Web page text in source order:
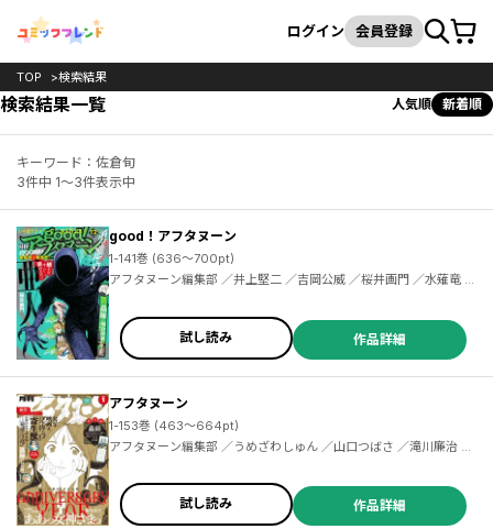
検索
ログイン 会員登録カート
TOP 検索結果
検索結果一覧 人気順 新着順
キーワード：佐倉旬
3件中 1～3件表示中
good！アフタヌーン
1-141巻 (636～700pt)
アフタヌーン編集部 ／井上堅二 ／吉岡公威 ／桜井画門 ／水薙竜 ／雨隠ギド ／濱田浩輔 ／麻生みこと ／桑原太矩 ／梶谷きり ／櫓刃鉄火 ／熊澤深夜 ／珈琲 ／亜画々屋ぺらも ／志倉千代丸 ／銃爺 ／pako ／飯島しんごう ／みかわ絵子 ／高倉みどり ／タヤマ碧 ／富本祥太 ／木村紺 ／闇川コウ ／横山キムチ ／泉光 ／めごちも ／森とんかつ ／小田世里奈 ／伊口紺 ／保志レンジ ／久保田之都 ／赤堀君 ／イシイ渡 ／ＴＮＳＫ ／LEN［A-7］ ／光城ノマメ ／しまな央 ／藤田治 ／ふみん
試し読み 作品詳細
アフタヌーン
1-153巻 (463～664pt)
アフタヌーン編集部 ／うめざわしゅん ／山口つばさ ／滝川廉治 ／陶延リュウ ／つるまいかだ ／沙村広明 ／小西明日翔 ／ひぐちアサ ／幸村誠 ／岩明均 ／北道正幸 ／ゆうち巳くみ ／市川春子 ／三浦風 ／芝村裕吏 ／キムラダイスケ ／藤島康介 ／真刈信二 ／ＤＯＵＢＬＥ－Ｓ ／椎名うみ ／榎本俊二 ／安彦良和 ／木尾士目 ／川合円 ／珈琲 ／綾辻行人 ／清原絃 ／青木U平 ／よしづきくみち ／鏡ハルカ ／西本英雄 ／カラスヤサトシ ／石黒正数 ／城戸志保 ／田中相 ／皆川亮二 ／ＦｉｏｋＬｅｅ ／陶延リュウ ／泥ノ田犬彦
試し読み 作品詳細